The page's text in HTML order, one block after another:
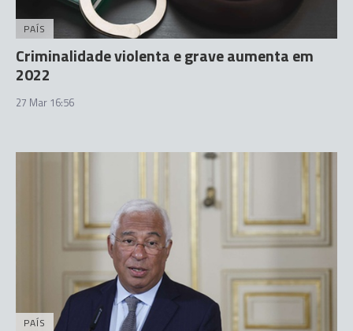
PAÍS
Criminalidade violenta e grave aumenta em
2022
27 Mar 16:56
PAÍS